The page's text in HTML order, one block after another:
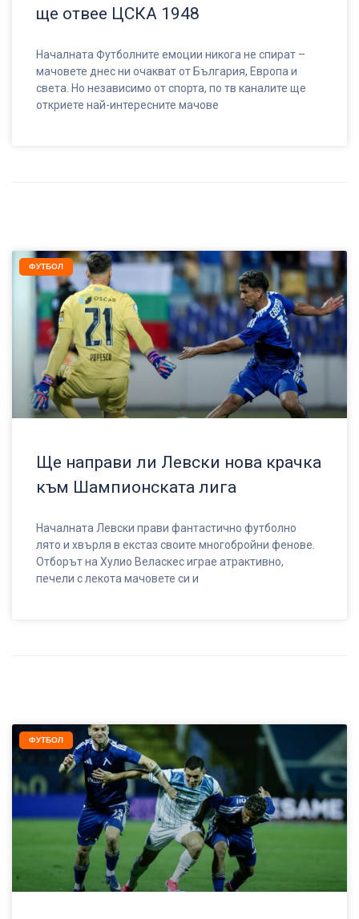
ще отвее ЦСКА 1948
Началната Футболните емоции никога не спират –
мачовете днес ни очакват от България, Европа и
света. Но независимо от спорта, по тв каналите ще
откриете най-интересните мачове
ФУТБОЛ
Ще направи ли Левски нова крачка
към Шампионската лига
Началната Левски прави фантастично футболно
лято и хвърля в екстаз своите многобройни фенове.
Отборът на Хулио Веласкес играе атрактивно,
печели с лекота мачовете си и
ФУТБОЛ